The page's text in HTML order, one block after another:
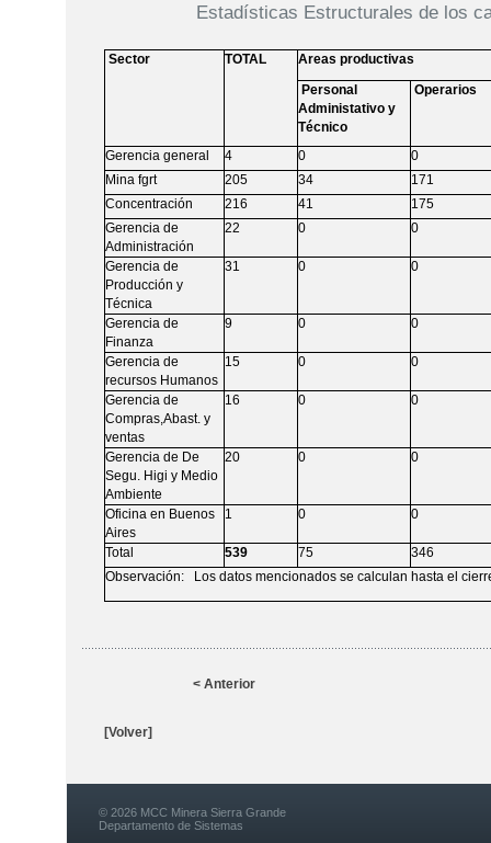
Estadísticas Estructurales de los
Sector TOTAL
Areas productivas
Personal
Administativo y
Técnico
Operarios
Gerencia general 4 0
0
Mina fgrt
205 34
171
Concentración
216 41
175
Gerencia de
Administración
22 0 0
Gerencia de
Producción y
Técnica
31 0 0
Gerencia de
Finanza
9 0 0
Gerencia de
recursos Humanos
15 0 0
Gerencia de
Compras,Abast. y
ventas
16 0 0
Gerencia de De
Segu. Higi y Medio
Ambiente
20 0 0
Oficina en Buenos
Aires
1 0 0
Total 539 75
346
Observación: Los datos mencionados se calculan hasta el
< Anterior
[Volver]
© 2026 MCC Minera Sierra Grande
Departamento de Sistemas